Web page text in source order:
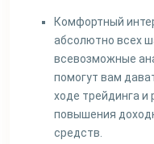
Комфортный
абсолютно всех
всевозможные
помогут вам
ходе трейдинга и
повышения
средств.